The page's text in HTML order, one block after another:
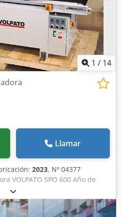
1 / 14
Llamar
2023, Nº 04377
VOLPATO SPO 600 Año de
inmediata, made
lijadoras desde hace más de 60
mm Máquina abierta